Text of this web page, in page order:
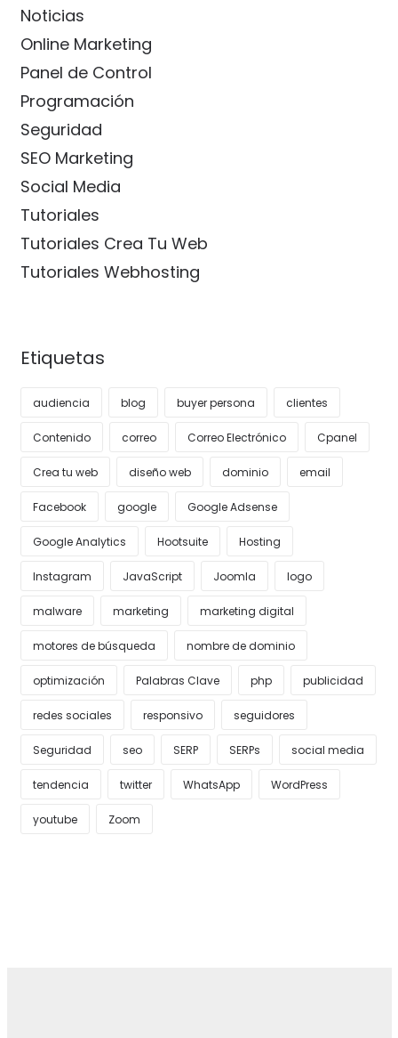
Noticias
Online Marketing
Panel de Control
Programación
Seguridad
SEO Marketing
Social Media
Tutoriales
Tutoriales Crea Tu Web
Tutoriales Webhosting
Etiquetas
audiencia blog buyer persona clientes
Contenido correo Correo Electrónico Cpanel
Crea tu web diseño web dominio email
Facebook google Google Adsense
Google Analytics Hootsuite Hosting
Instagram JavaScript Joomla logo
malware marketing marketing digital
motores de búsqueda nombre de dominio
optimización Palabras Clave php publicidad
redes sociales responsivo seguidores
Seguridad seo SERP SERPs social media
tendencia twitter WhatsApp WordPress
youtube Zoom